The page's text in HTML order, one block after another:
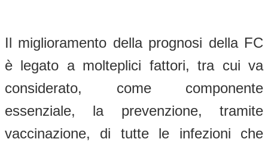
Il miglioramento della prognosi della FC
è legato a molteplici fattori, tra cui va
considerato, come componente
essenziale, la prevenzione, tramite
vaccinazione, di tutte le infezioni che